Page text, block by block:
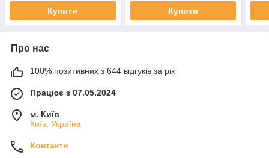
Купити Купити
Про нас
100% позитивних з 644 відгуків за рік
Працює з 07.05.2024
м. Київ
Київ, Україна
Контакти